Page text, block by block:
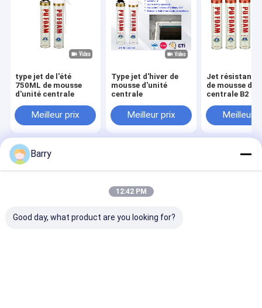
type jet de l'été
750ML de mousse
d'unité centrale
Meilleur prix
Type jet d'hiver de
mousse d'unité
centrale
Meilleur prix
Jet résistant
de mousse de
centrale B2
Meilleur
Plan du site
Politique de confidentialité
peinture de jet de tissuUsine De Chine.Copyright © 2026
Aristo Industries Corporation Limited. All Rights Reserved.
Barry
12:42 PM
Good day, what product are you looking for?